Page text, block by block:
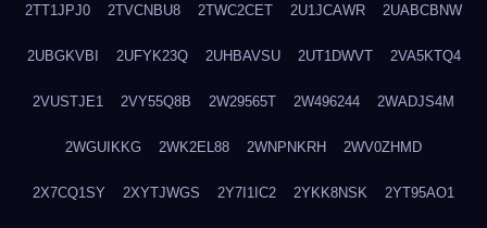
2TT1JPJ0 2TVCNBU8 2TWC2CET 2U1JCAWR 2UABCBNW
2UBGKVBI 2UFYK23Q 2UHBAVSU 2UT1DWVT 2VA5KTQ4
2VUSTJE1 2VY55Q8B 2W29565T 2W496244 2WADJS4M
2WGUIKKG 2WK2EL88 2WNPNKRH 2WV0ZHMD
2X7CQ1SY 2XYTJWGS 2Y7I1IC2 2YKK8NSK 2YT95AO1